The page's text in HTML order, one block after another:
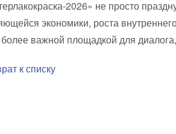
2026» не просто
экономики, роста
важной площадкой для
к списку